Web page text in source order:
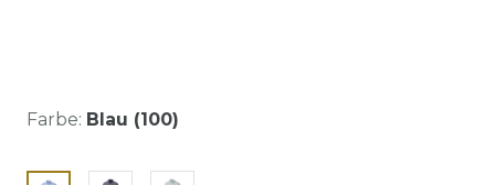
Farbe: Blau (100)